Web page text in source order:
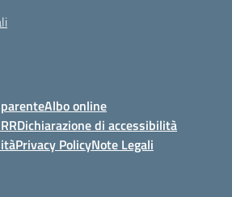
Albo online
Dichiarazione di accessibilità
Privacy PolicyNote Legali